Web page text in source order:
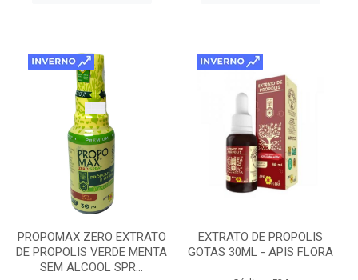
PROPOMAX ZERO EXTRATO
DE PROPOLIS VERDE MENTA
SEM ALCOOL SPR...
EXTRATO DE PROPOLIS
GOTAS 30ML - APIS FLORA